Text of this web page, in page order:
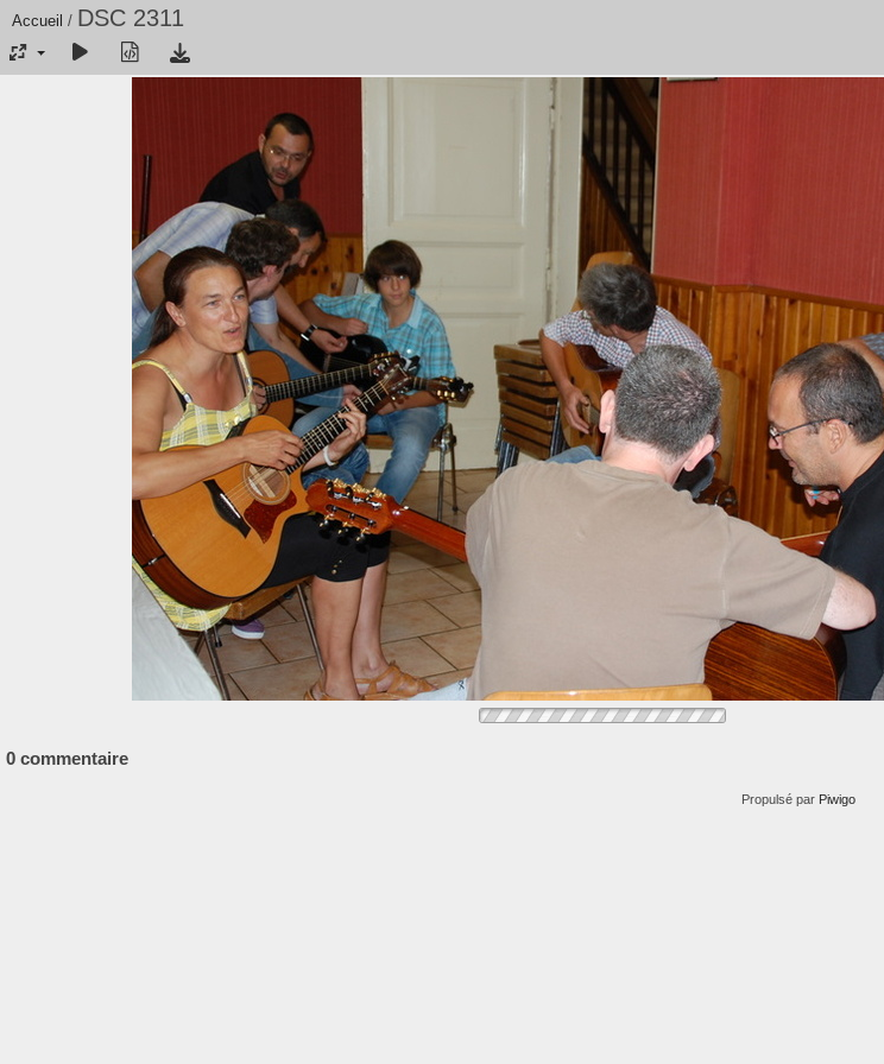
Accueil / DSC 2311
0 commentaire
Propulsé par Piwigo